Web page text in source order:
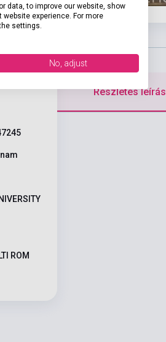
ROM
Részletes leírás
data, to improve our website, show
experience. For more
settings.
No, adjust